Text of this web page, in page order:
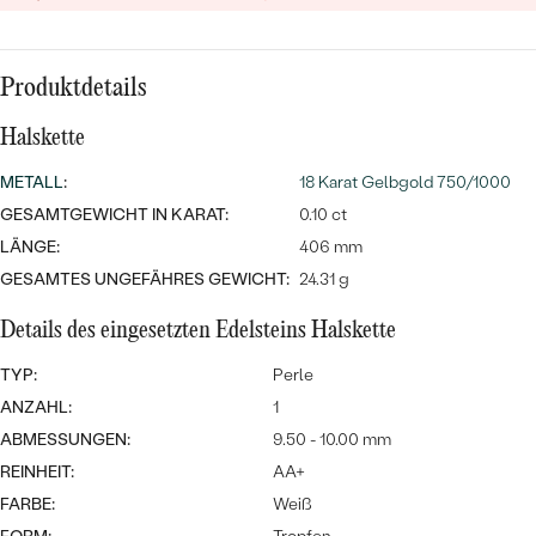
Meistverkaufte
Eheringe
ANSCHAUEN
MIT EDELSTEIN
NACH MATERIAL
GOLD
PLATIN
EDELSTEINSCHMUCK
SCHMUCK MIT LAB GROWN
DIAMANTEN
PERLENSCHMUCK
NACH STYL
PERSONALISIERT
MINIMALISTISCH
NACH ANLASS
PREISWERTE
LUXURIÖSE
LUXURIÖSE
Produktdetails
Halskette
METALL:
18 Karat Gelbgold 750/1000
GESAMTGEWICHT IN KARAT:
0.10 ct
LÄNGE:
406 mm
GESAMTES UNGEFÄHRES GEWICHT: 24.31 g
Details des eingesetzten Edelsteins Halskette
TYP:
Perle
ANZAHL:
1
ABMESSUNGEN:
9.50 - 10.00 mm
REINHEIT:
AA+
FARBE:
Weiß